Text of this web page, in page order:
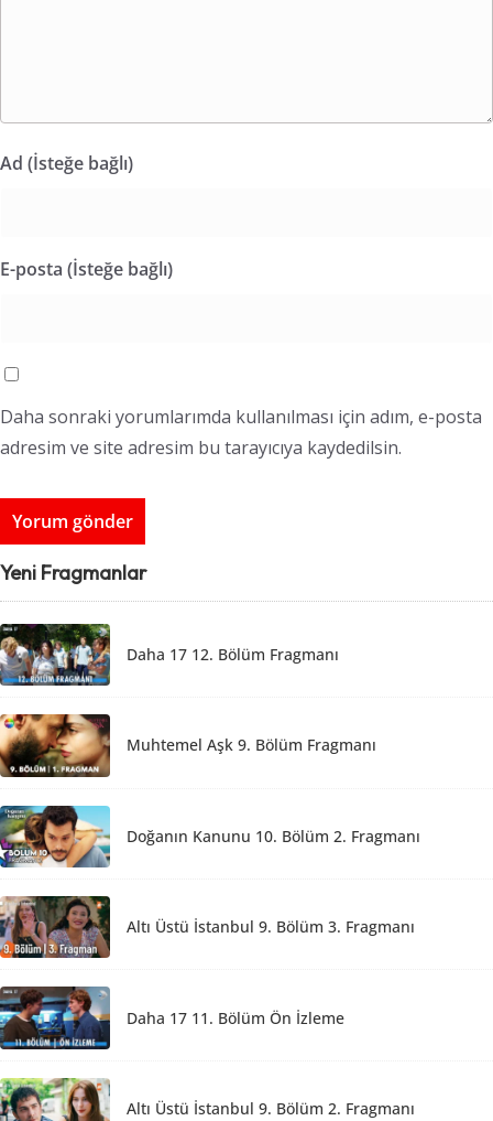
Ad (İsteğe bağlı)
E-posta (İsteğe bağlı)
Daha sonraki yorumlarımda kullanılması için adım, e-posta
adresim ve site adresim bu tarayıcıya kaydedilsin.
Yeni Fragmanlar
Daha 17 12. Bölüm Fragmanı
Muhtemel Aşk 9. Bölüm Fragmanı
Doğanın Kanunu 10. Bölüm 2. Fragmanı
Altı Üstü İstanbul 9. Bölüm 3. Fragmanı
Daha 17 11. Bölüm Ön İzleme
Altı Üstü İstanbul 9. Bölüm 2. Fragmanı